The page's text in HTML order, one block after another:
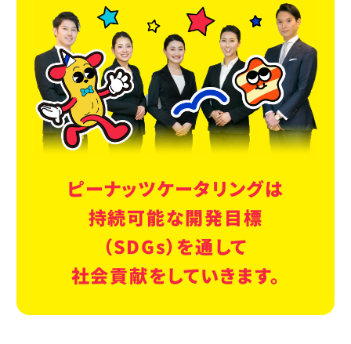
ピーナッツケータリングは
持続可能な開発目標
（SDGs）を通して
社会貢献をしていきます。